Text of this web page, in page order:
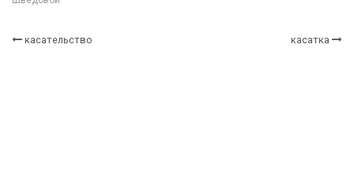
касательство касатка